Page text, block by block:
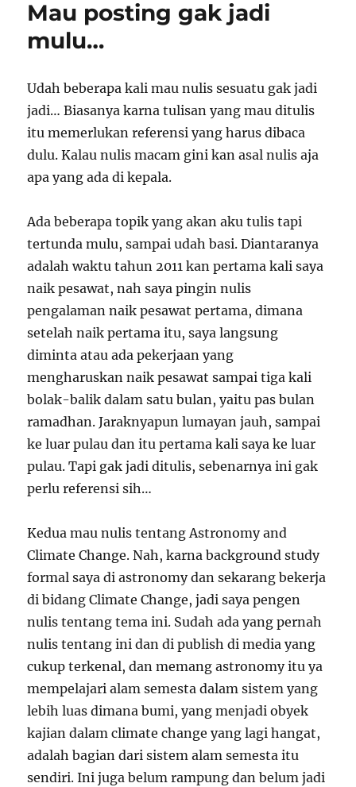
Depan
Mau posting gak jadi
mulu…
Udah beberapa kali mau nulis sesuatu gak jadi
jadi… Biasanya karna tulisan yang mau ditulis
itu memerlukan referensi yang harus dibaca
dulu. Kalau nulis macam gini kan asal nulis aja
apa yang ada di kepala.
Ada beberapa topik yang akan aku tulis tapi
tertunda mulu, sampai udah basi. Diantaranya
adalah waktu tahun 2011 kan pertama kali saya
naik pesawat, nah saya pingin nulis
pengalaman naik pesawat pertama, dimana
setelah naik pertama itu, saya langsung
diminta atau ada pekerjaan yang
mengharuskan naik pesawat sampai tiga kali
bolak-balik dalam satu bulan, yaitu pas bulan
ramadhan. Jaraknyapun lumayan jauh, sampai
ke luar pulau dan itu pertama kali saya ke luar
pulau. Tapi gak jadi ditulis, sebenarnya ini gak
perlu referensi sih…
Kedua mau nulis tentang Astronomy and
Climate Change. Nah, karna background study
formal saya di astronomy dan sekarang bekerja
di bidang Climate Change, jadi saya pengen
nulis tentang tema ini. Sudah ada yang pernah
nulis tentang ini dan di publish di media yang
cukup terkenal, dan memang astronomy itu ya
mempelajari alam semesta dalam sistem yang
lebih luas dimana bumi, yang menjadi obyek
kajian dalam climate change yang lagi hangat,
adalah bagian dari sistem alam semesta itu
sendiri. Ini juga belum rampung dan belum jadi